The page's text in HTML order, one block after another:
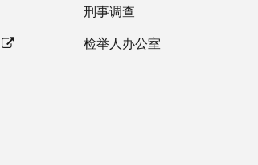
刑事调查
检举人办公室